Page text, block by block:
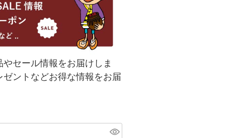
セール情報をお届けしま
ントなどお得な情報をお届